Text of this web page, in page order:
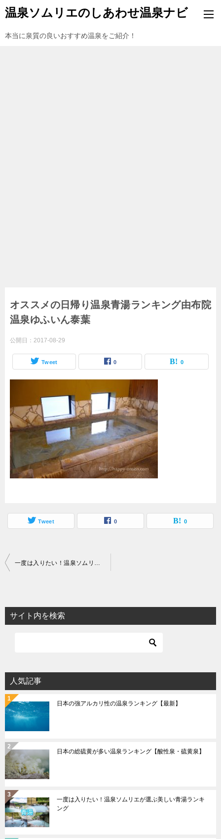
温泉ソムリエのしあわせ温泉ナビ
本当に泉質の良いおすすめ温泉をご紹介！
オススメの日帰り温泉青湯ランキング由布院
温泉ゆふいん泰葉
公開日： 2017-08-29
Tweet 0 0
Tweet 0 0
投
ビ
ゲ
ョ
ン
一度は入りたい！温泉ソムリエが選ぶ美しい青湯ランキング
サイト内を検索
人気記事
日本の強アルカリ性の温泉ランキング【最新】
日本の総硫黄が多い温泉ランキング【酸性泉・硫黄泉】
一度は入りたい！温泉ソムリエが選ぶ美しい青湯ランキ
ング